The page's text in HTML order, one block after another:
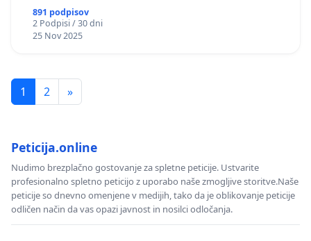
891 podpisov
2 Podpisi / 30 dni
25 Nov 2025
1 2 »
Peticija.online
Nudimo brezplačno gostovanje za spletne peticije. Ustvarite
profesionalno spletno peticijo z uporabo naše zmogljive storitve.Naše
peticije so dnevno omenjene v medijih, tako da je oblikovanje peticije
odličen način da vas opazi javnost in nosilci odločanja.